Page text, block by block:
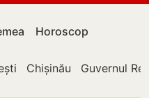
Horoscop
Chișinău Guvernul